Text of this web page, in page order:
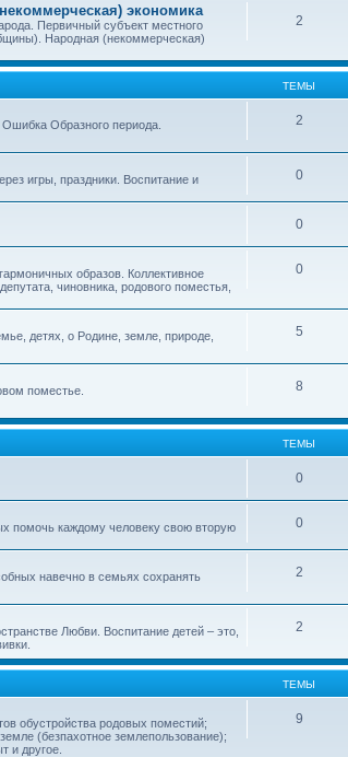
экономика
Первичный субъект местного
Народная (некоммерческая)
2
ТЕМЫ
Образного периода. 2
игры, праздники. Воспитание и
0
0
образов. Коллективное
чиновника, родового поместья,
0
детях, о Родине, земле, природе,
5
поместье. 8
ТЕМЫ
0
помочь каждому человеку свою вторую
0
навечно в семьях сохранять
2
Любви. Воспитание детей – это,
2
ТЕМЫ
обустройства родовых поместий;
(безпахотное землепользование);
и другое.
9